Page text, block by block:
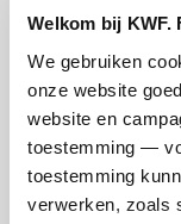
Welkom bij KWF.
We gebruiken
onze website
website en
toestemming —
toestemming
verwerken, zoals